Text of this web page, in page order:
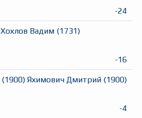
-24
Хохлов Вадим (1731)
-16
(1900) Яхимович Дмитрий (1900)
-4